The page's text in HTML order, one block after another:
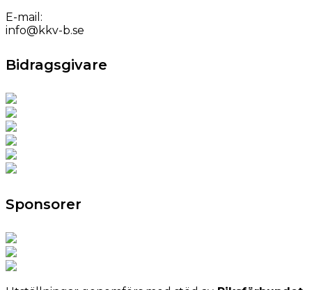
E-mail:
info@kkv-b.se
Bidragsgivare
Sponsorer